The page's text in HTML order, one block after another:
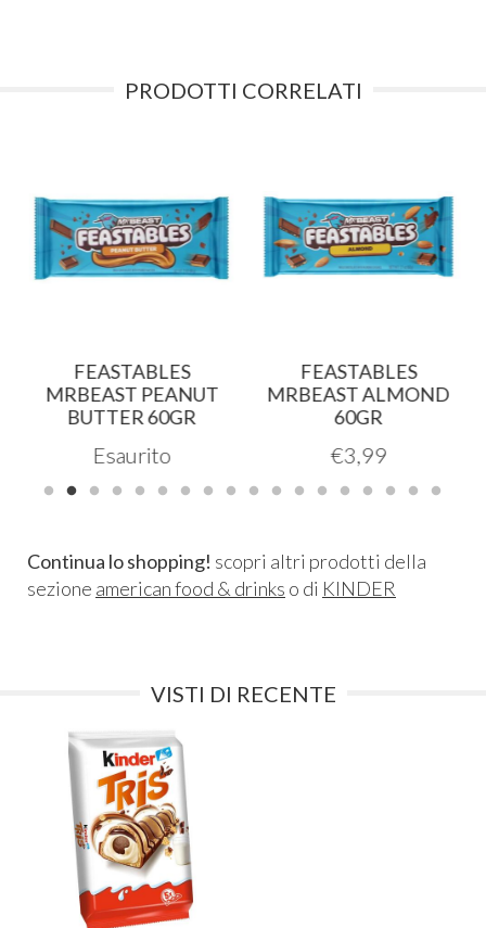
PRODOTTI CORRELATI
FEASTABLES
MRBEAST PEANUT
BUTTER 60GR
Esaurito
FEASTABLES
MRBEAST ALMOND
60GR
€3,99
Continua lo shopping! scopri altri prodotti della
sezione american food & drinks o di KINDER
VISTI DI RECENTE